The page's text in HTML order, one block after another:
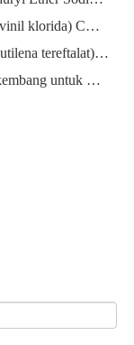
PVC (Polivinil klorida) CAS NO.:9002-86-2
PBT(polibutilena tereftalat) CAS NO.26062-94-2
Pasar Berkembang untuk Ekspor Kalium Hidroksida, Natrium Hidroksida, dan Hidrogen Peroksida dari Tiongkok: Tinjauan Tahun Lalu